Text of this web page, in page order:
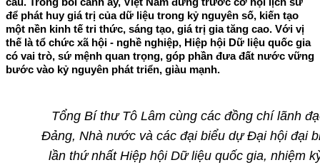
để phát huy giá trị của dữ liệu trong kỷ nguyên số, kiến tạo
một nền kinh tế tri thức, sáng tạo, giá trị gia tăng cao. Với vị
thế là tổ chức xã hội - nghề nghiệp, Hiệp hội Dữ liệu quốc gia
có vai trò, sứ mệnh quan trọng, góp phần đưa đất nước vững
bước vào kỷ nguyên phát triển, giàu mạnh.
Tổng Bí thư Tô Lâm cùng các đồng chí lãnh
Đảng, Nhà nước và các đại biểu dự Đại hội đại
lần thứ nhất Hiệp hội Dữ liệu quốc gia, nhiệm